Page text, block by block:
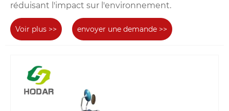
réduisant l'impact sur l'environnement.
Voir plus >> envoyer une demande >>